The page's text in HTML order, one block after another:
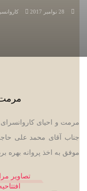
28 نوامبر 2017
مرمت
جناب آقای محمد علی
موفق به اخذ پروانه بهره برداری
تصاویر